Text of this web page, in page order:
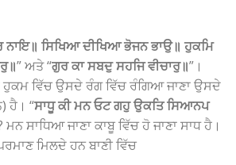
ਨਾਇ॥ ਸਿਖਿਆ ਦੀਖਿਆ ਭੋਜਨ ਭਾਉ॥ ਹੁਕਮਿ
” ਅਤੇ “ਗੁਰ ਕਾ ਸਬਦੁ ਸਹਜਿ ਵੀਚਾਰੁ॥”।
ਹੁਕਮ ਵਿੱਚ ਉਸਦੇ ਰੰਗ ਵਿੱਚ ਰੰਗਿਆ ਜਾਣਾ ਉਸਦੇ
ਹੈ। “ਸਾਧੂ ਕੀ ਮਨ ਓਟ ਗਹੁ ਉਕਤਿ ਸਿਆਨਪ
ਮਨ ਸਾਧਿਆ ਜਾਣਾ ਕਾਬੂ ਵਿੱਚ ਹੋ ਜਾਣਾ ਸਾਧ ਹੈ।
ਮਿਲਦੇ ਹਨ ਬਾਣੀ ਵਿੱਚ